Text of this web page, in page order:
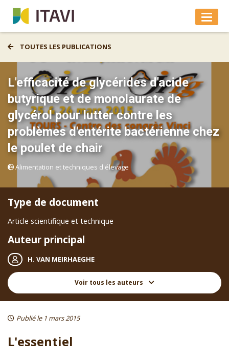
TOUTES LES PUBLICATIONS
L'efficacité de glycérides d'acide
butyrique et de monolaurate de
glycérol pour lutter contre les
problèmes d'entérite bactérienne chez
le poulet de chair
Alimentation et techniques d'élevage
Type de document
Article scientifique et technique
Auteur principal
H. VAN MEIRHAEGHE
Voir tous les auteurs
Publié le 1 mars 2015
L'essentiel